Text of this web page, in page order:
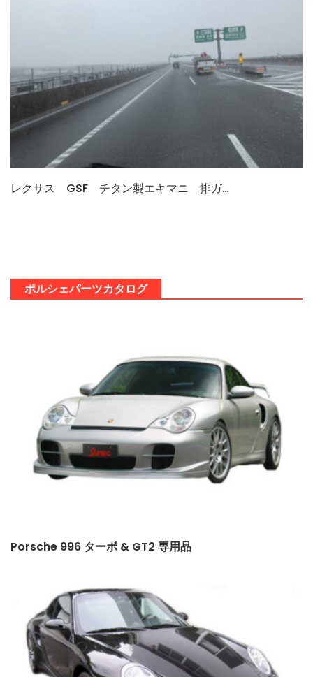
ポルシェ９９３ターボ ５３０PS 車検整…
ポルシェパーツカタログ
Porsche 996 ターボ & GT2 専用品